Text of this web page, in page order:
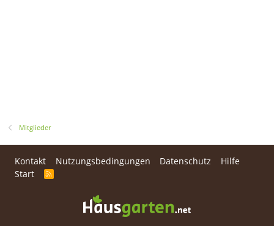
Mitglieder
Kontakt Nutzungsbedingungen Datenschutz
Hilfe
Start
R